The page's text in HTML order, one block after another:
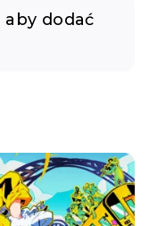
aby dodać